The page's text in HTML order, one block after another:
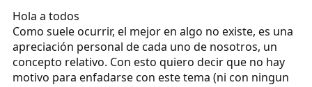
Hola a todos
Como suele ocurrir, el mejor en algo no existe, es una
apreciación personal de cada uno de nosotros, un
concepto relativo. Con esto quiero decir que no hay
motivo para enfadarse con este tema (ni con ningun